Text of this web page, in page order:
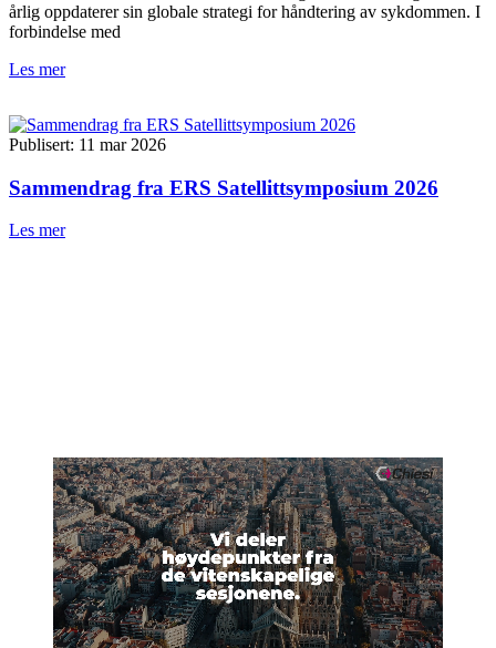
årlig oppdaterer sin globale strategi for håndtering av sykdommen. I
forbindelse med
Les mer
Publisert: 11 mar 2026
Sammendrag fra ERS Satellittsymposium 2026
Les mer